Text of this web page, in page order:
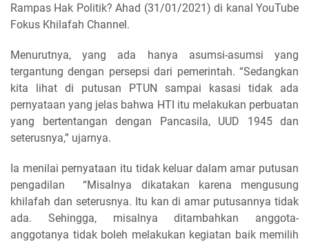
Rampas Hak Politik? Ahad (31/01/2021) di kanal YouTube
Fokus Khilafah Channel.
Menurutnya, yang ada hanya asumsi-asumsi yang
tergantung dengan persepsi dari pemerintah. “Sedangkan
kita lihat di putusan PTUN sampai kasasi tidak ada
pernyataan yang jelas bahwa HTI itu melakukan perbuatan
yang bertentangan dengan Pancasila, UUD 1945 dan
seterusnya,” ujarnya.
Ia menilai pernyataan itu tidak keluar dalam amar putusan
pengadilan “Misalnya dikatakan karena mengusung
khilafah dan seterusnya. Itu kan di amar putusannya tidak
ada. Sehingga, misalnya ditambahkan anggota-
anggotanya tidak boleh melakukan kegiatan baik memilih